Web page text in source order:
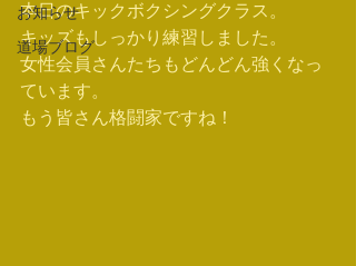
お知らせ
道場ブログ
本日のキックボクシングクラス。
キッズもしっかり練習しました。
女性会員さんたちもどんどん強くなっ
ています。
もう皆さん格闘家ですね！